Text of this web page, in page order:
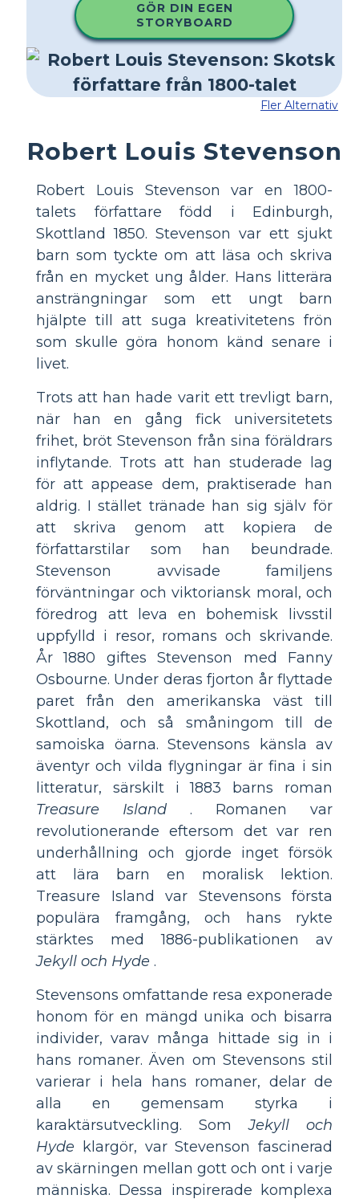
GÖR DIN EGEN
STORYBOARD
Fler Alternativ
Robert Louis Stevenson
Robert Louis Stevenson var en 1800-
talets författare född i Edinburgh,
Skottland 1850. Stevenson var ett sjukt
barn som tyckte om att läsa och skriva
från en mycket ung ålder. Hans litterära
ansträngningar som ett ungt barn
hjälpte till att suga kreativitetens frön
som skulle göra honom känd senare i
livet.
Trots att han hade varit ett trevligt barn,
när han en gång fick universitetets
frihet, bröt Stevenson från sina föräldrars
inflytande. Trots att han studerade lag
för att appease dem, praktiserade han
aldrig. I stället tränade han sig själv för
att skriva genom att kopiera de
författarstilar som han beundrade.
Stevenson avvisade familjens
förväntningar och viktoriansk moral, och
föredrog att leva en bohemisk livsstil
uppfylld i resor, romans och skrivande.
År 1880 giftes Stevenson med Fanny
Osbourne. Under deras fjorton år flyttade
paret från den amerikanska väst till
Skottland, och så småningom till de
samoiska öarna. Stevensons känsla av
äventyr och vilda flygningar är fina i sin
litteratur, särskilt i 1883 barns roman
Treasure Island . Romanen var
revolutionerande eftersom det var ren
underhållning och gjorde inget försök
att lära barn en moralisk lektion.
Treasure Island var Stevensons första
populära framgång, och hans rykte
stärktes med 1886-publikationen av
Jekyll och Hyde .
Stevensons omfattande resa exponerade
honom för en mängd unika och bisarra
individer, varav många hittade sig in i
hans romaner. Även om Stevensons stil
varierar i hela hans romaner, delar de
alla en gemensam styrka i
karaktärsutveckling. SomJekyll och
Hyde klargör, var Stevenson fascinerad
av skärningen mellan gott och ont i varje
människa. Dessa inspirerade komplexa